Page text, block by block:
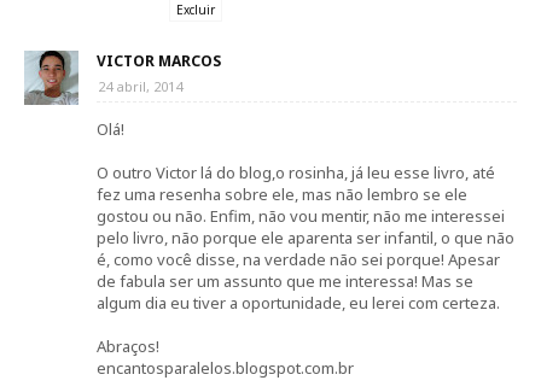
Excluir
VICTOR MARCOS
24 abril, 2014
Olá!
O outro Victor lá do blog,o rosinha, já leu esse livro, até
fez uma resenha sobre ele, mas não lembro se ele
gostou ou não. Enfim, não vou mentir, não me interessei
pelo livro, não porque ele aparenta ser infantil, o que não
é, como você disse, na verdade não sei porque! Apesar
de fabula ser um assunto que me interessa! Mas se
algum dia eu tiver a oportunidade, eu lerei com certeza.
Abraços!
encantosparalelos.blogspot.com.br